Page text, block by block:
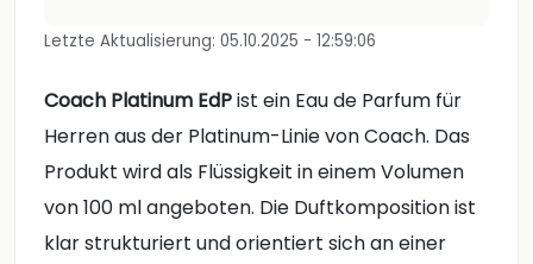
Letzte Aktualisierung: 05.10.2025 - 12:59:06
Coach Platinum EdPist ein Eau de Parfum für
Herren aus der Platinum-Linie von Coach. Das
Produkt wird als Flüssigkeit in einem Volumen
von 100 ml angeboten. Die Duftkomposition ist
klar strukturiert und orientiert sich an einer